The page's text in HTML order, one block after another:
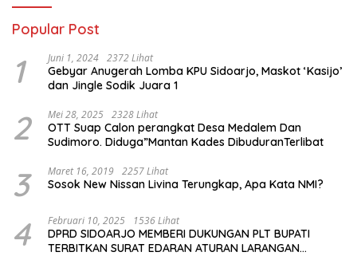
Popular Post
1 Juni 1, 2024 2372 Lihat
Gebyar Anugerah Lomba KPU Sidoarjo, Maskot ‘Kasijo’
dan Jingle Sodik Juara 1
2 Mei 28, 2025 2328 Lihat
OTT Suap Calon perangkat Desa Medalem Dan
Sudimoro. Diduga”Mantan Kades DibuduranTerlibat
3 Maret 16, 2019 2257 Lihat
Sosok New Nissan Livina Terungkap, Apa Kata NMI?
4 Februari 10, 2025 1536 Lihat
DPRD SIDOARJO MEMBERI DUKUNGAN PLT BUPATI
TERBITKAN SURAT EDARAN ATURAN LARANGAN